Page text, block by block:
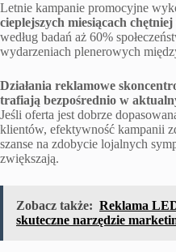
Letnie kampanie promocyjne
cieplejszych miesiącach
według badań aż 60%
wydarzeniach plenerowych
Działania reklamowe
trafiają bezpośrednio w
Jeśli oferta jest dobrze
klientów, efektywność kampanii
szanse na zdobycie lojalnych
zwiększają.
Zobacz także: Reklama
skuteczne narzędzie